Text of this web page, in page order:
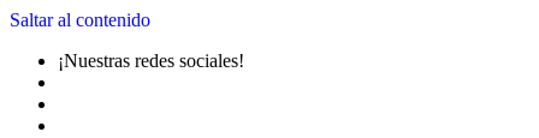
Saltar al contenido
¡Nuestras redes sociales!